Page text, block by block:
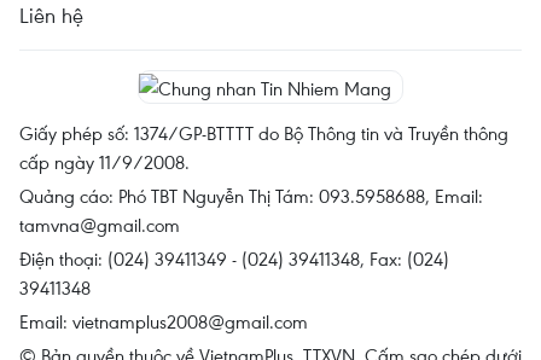
Liên hệ
Giấy phép số: 1374/GP-BTTTT do Bộ Thông tin và Truyền thông
cấp ngày 11/9/2008.
Quảng cáo: Phó TBT Nguyễn Thị Tám: 093.5958688, Email:
tamvna@gmail.com
Điện thoại: (024) 39411349 - (024) 39411348, Fax: (024)
39411348
Email: vietnamplus2008@gmail.com